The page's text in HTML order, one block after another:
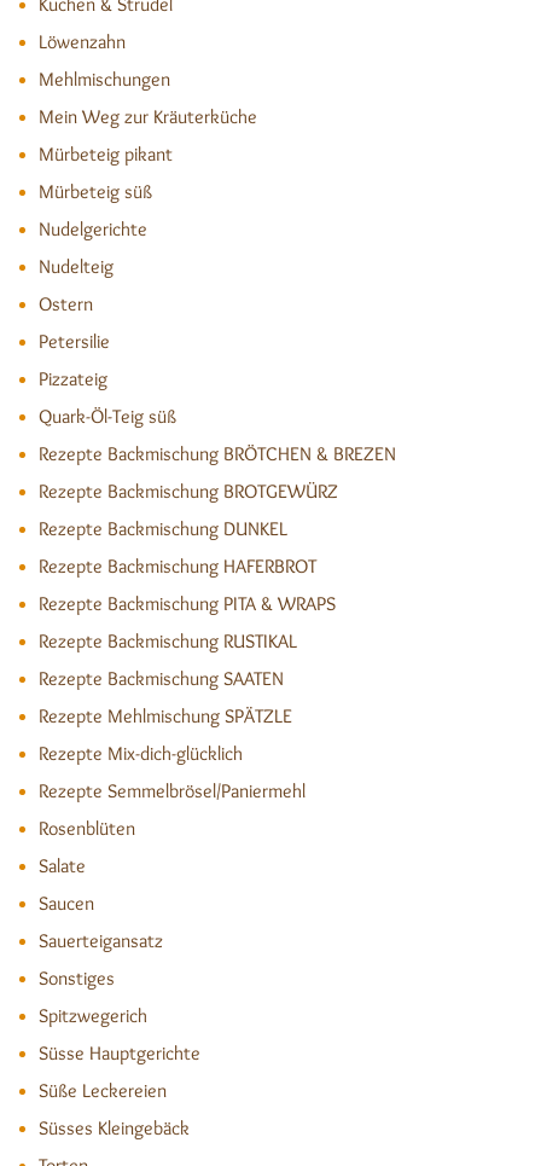
Löwenzahn
Mehlmischungen
Mein Weg zur Kräuterküche
Mürbeteig pikant
Mürbeteig süß
Nudelgerichte
Nudelteig
Ostern
Petersilie
Pizzateig
Quark-Öl-Teig süß
Rezepte Backmischung BRÖTCHEN & BREZEN
Rezepte Backmischung BROTGEWÜRZ
Rezepte Backmischung DUNKEL
Rezepte Backmischung HAFERBROT
Rezepte Backmischung PITA & WRAPS
Rezepte Backmischung RUSTIKAL
Rezepte Backmischung SAATEN
Rezepte Mehlmischung SPÄTZLE
Rezepte Mix-dich-glücklich
Rezepte Semmelbrösel/Paniermehl
Rosenblüten
Salate
Saucen
Sauerteigansatz
Sonstiges
Spitzwegerich
Süsse Hauptgerichte
Süße Leckereien
Süsses Kleingebäck